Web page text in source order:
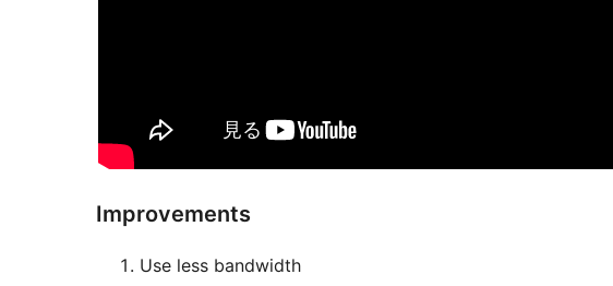
Improvements
Use less bandwidth